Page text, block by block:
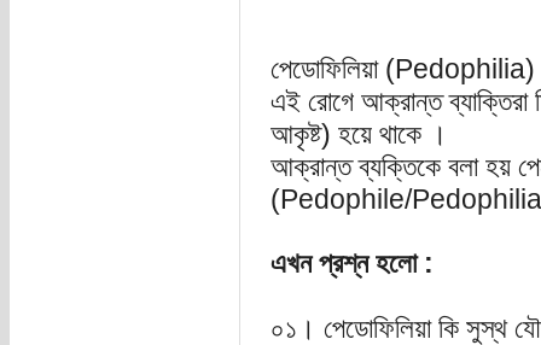
পেডোফিলিয়া (Pedophilia)
এই রোগে আক্রান্ত ব্যাক্তিরা
আকৃষ্ট) হয়ে থাকে ।
আক্রান্ত ব্যক্তিকে বলা হয়
(Pedophile/
এখন প্রশ্ন হলো :
০১। পেডোফিলিয়া কি সুস্থ